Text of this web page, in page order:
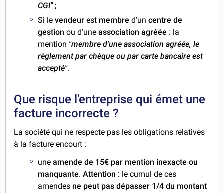
CGI";
Si levendeurest membred'uncentre de
gestionou d'uneassociation agréée : la
mention "membre d'une association agréée, le
règlement par chèque ou par carte bancaire est
accepté".
Que risque l'entreprise qui émet une
facture incorrecte ?
La société qui ne respecte pas les obligations relatives
à la facture encourt :
une amende de 15€ par mention inexacte ou
manquante. Attention : le cumul de ces
amendes ne peut pas dépasser 1/4 du montant